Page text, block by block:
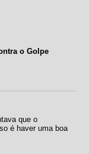
o Golpe
que o
é haver uma boa